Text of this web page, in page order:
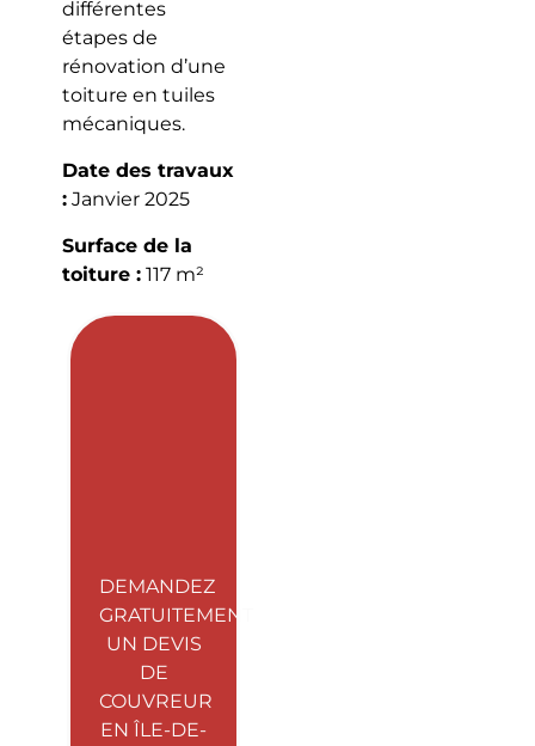
différentes
étapes de
rénovation d’une
toiture en tuiles
mécaniques.
Date des travaux
:Janvier 2025
Surface de la
toiture :117 m²
DEMANDEZ
GRATUITEMENT
UN DEVIS
DE
COUVREUR
EN ÎLE-DE-